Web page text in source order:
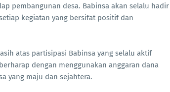
pembangunan desa. Babinsa akan selalu hadir
kegiatan yang bersifat positif dan
atas partisipasi Babinsa yang selalu aktif
dengan menggunakan anggaran dana
yang maju dan sejahtera.